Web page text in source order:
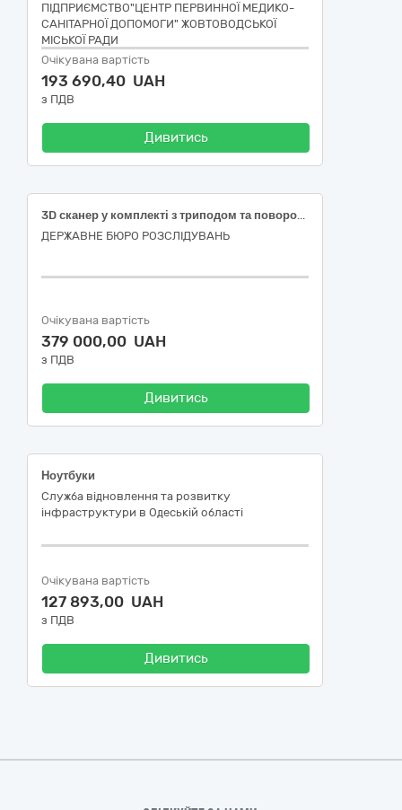
ПІДПРИЄМСТВО"ЦЕНТР ПЕРВИННОЇ МЕДИКО-
САНІТАРНОЇ ДОПОМОГИ" ЖОВТОВОДСЬКОЇ
МІСЬКОЇ РАДИ
Очікувана вартість
193 690,40 UAH
з ПДВ
Дивитись
3D сканер у комплекті з триподом та поворотною платформою (ДК 021:2015: 30210000-4 Машини для обробки даних (апаратна частина))
ДЕРЖАВНЕ БЮРО РОЗСЛІДУВАНЬ
Очікувана вартість
379 000,00 UAH
з ПДВ
Дивитись
Ноутбуки
Служба відновлення та розвитку
інфраструктури в Одеській області
Очікувана вартість
127 893,00 UAH
з ПДВ
Дивитись